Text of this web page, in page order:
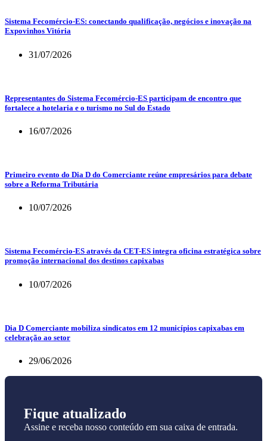
Sistema Fecomércio-ES: conectando qualificação, negócios e inovação na
Expovinhos Vitória
31/07/2026
Representantes do Sistema Fecomércio-ES participam de encontro que
fortalece a hotelaria e o turismo no Sul do Estado
16/07/2026
Primeiro evento do Dia D do Comerciante reúne empresários para debate
sobre a Reforma Tributária
10/07/2026
Sistema Fecomércio-ES através da CET-ES integra oficina estratégica sobre
promoção internacional dos destinos capixabas
10/07/2026
Dia D Comerciante mobiliza sindicatos em 12 municípios capixabas em
celebração ao setor
29/06/2026
Fique atualizado
Assine e receba nosso conteúdo em sua caixa de entrada.